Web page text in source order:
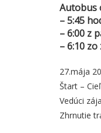
Autobus
– 5:45
– 6:00 z
– 6:10
27.mája
Štart –
Vedúci
Zhrnutie